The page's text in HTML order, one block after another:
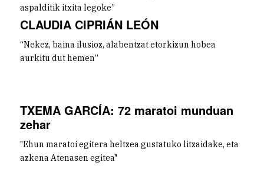
aspalditik itxita legoke”
CLAUDIA CIPRIÁN LEÓN
“Nekez, baina ilusioz, alabentzat etorkizun hobea
aurkitu dut hemen”
TXEMA GARCÍA: 72 maratoi munduan
zehar
"Ehun maratoi egitera heltzea gustatuko litzaidake, eta
azkena Atenasen egitea"